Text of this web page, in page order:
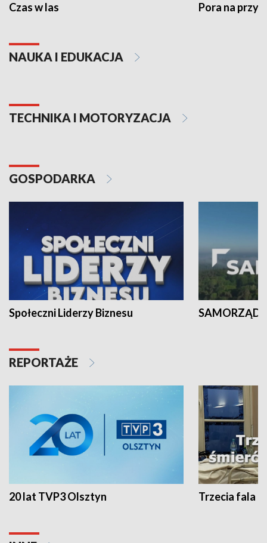
Czas w las Pora na
NAUKA I EDUKACJA
TECHNIKA I MOTORYZACJA
GOSPODARKA
Społeczni Liderzy Biznesu SAMORZĄD
REPORTAŻE
20 lat TVP3 Olsztyn Trzecia fala -